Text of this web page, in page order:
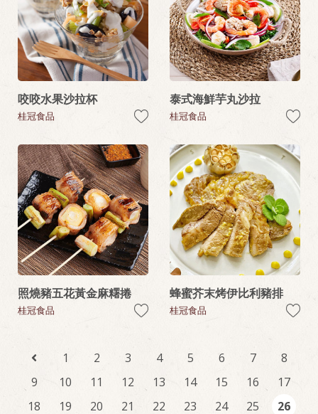
咬咬水果沙拉杯
桂冠食品
泰式海鮮芋丸沙拉
桂冠食品
照燒豬五花黃金麻糬捲
桂冠食品
蜂蜜芥末烤伊比利豬排
桂冠食品
1 2 3 4 5 6 7
8
9
10 11 12 13 14 15 16
17
18
19 20 21 22 23 24 25
26